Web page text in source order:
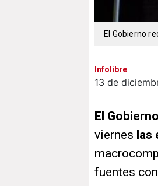
El Gobierno
Infolibre
13 de
El Gobierno
viernes las
fuentes